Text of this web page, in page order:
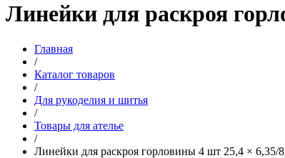
Линейки для раскроя
Главная
/
Каталог товаров
/
Для рукоделия и шитья
/
Товары для ателье
/
Линейки для раскроя горловины 4 шт 25,4 × 6,35/